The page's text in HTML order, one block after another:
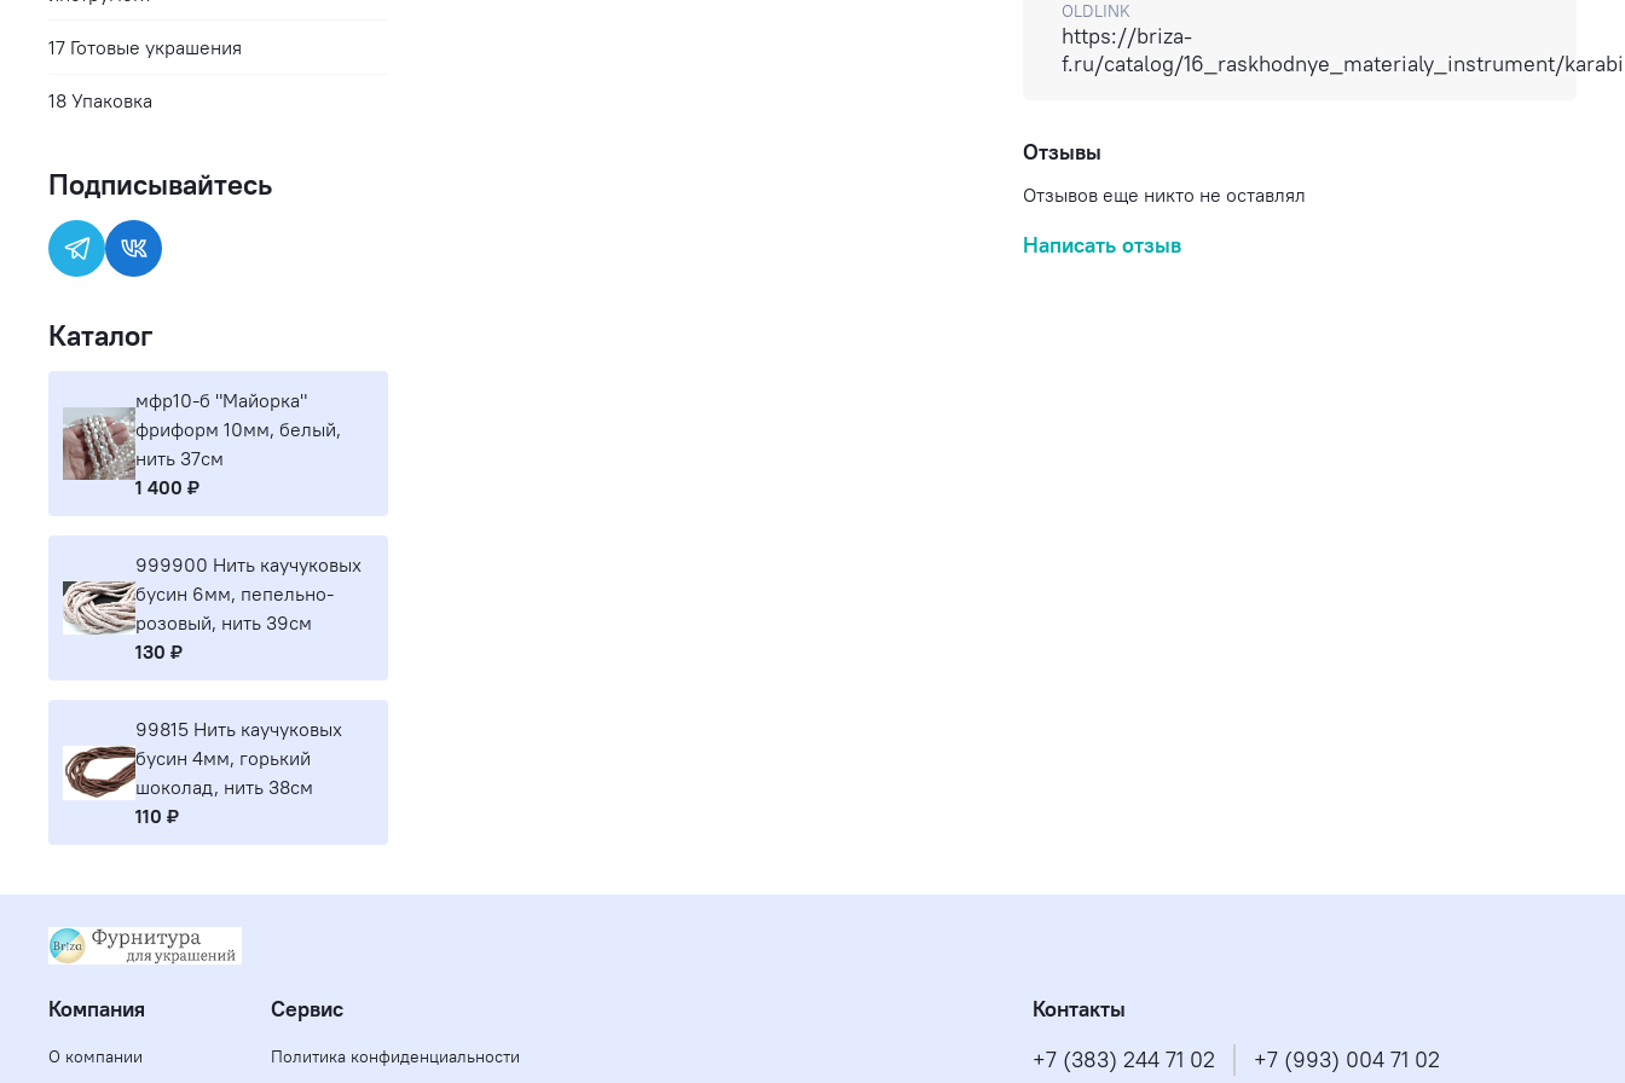
OLDLINK
https://briza-
f.ru/catalog/16_raskhodnye_materialy_instrument/
Отзывы
Отзывов еще никто не оставлял
Написать отзыв
17 Готовые украшения
18 Упаковка
Подписывайтесь
Каталог
мфр10-б "Майорка"
фриформ 10мм, белый,
нить 37см
1 400 ₽
999900 Нить каучуковых
бусин 6мм, пепельно-
розовый, нить 39см
130 ₽
99815 Нить каучуковых
бусин 4мм, горький
шоколад, нить 38см
110 ₽
Компания
О компании
Сервис
Политика конфиденциальности
Контакты
+7 (383) 244 71 02
+7 (993) 004 71 02